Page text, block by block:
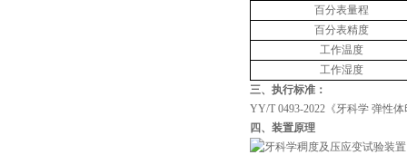
百分表量程
百分表精度
工作温度
工作湿度
三、执行标准 ：
YY/T 0493-2022 《牙科学 弹性
四、装置原理